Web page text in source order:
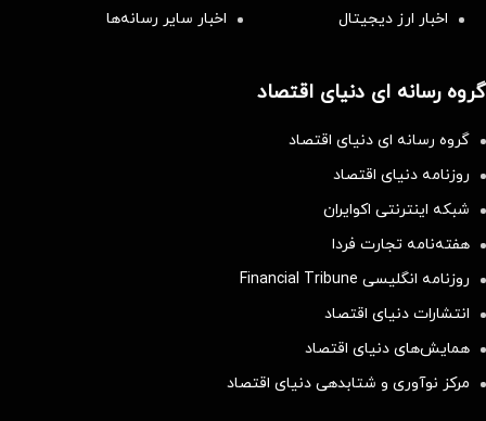
اخبار ارز دیجیتال
اخبار سایر رسانه‌‌ها
گروه رسانه ای دنیای اقتصاد
گروه رسانه ای دنیای اقتصاد
روزنامه دنیای اقتصاد
شبکه اینترنتی اکوایران
هفته‌نامه تجارت فردا
روزنامه انگلیسی Financial Tribune
انتشارات دنیای اقتصاد
همایش‌های دنیای اقتصاد
مرکز نوآوری و شتابدهی دنیای اقتصاد